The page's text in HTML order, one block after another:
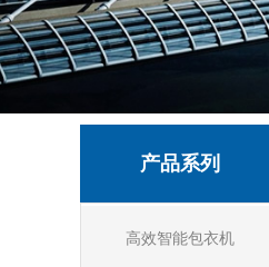
产品系列
高效智能包衣机